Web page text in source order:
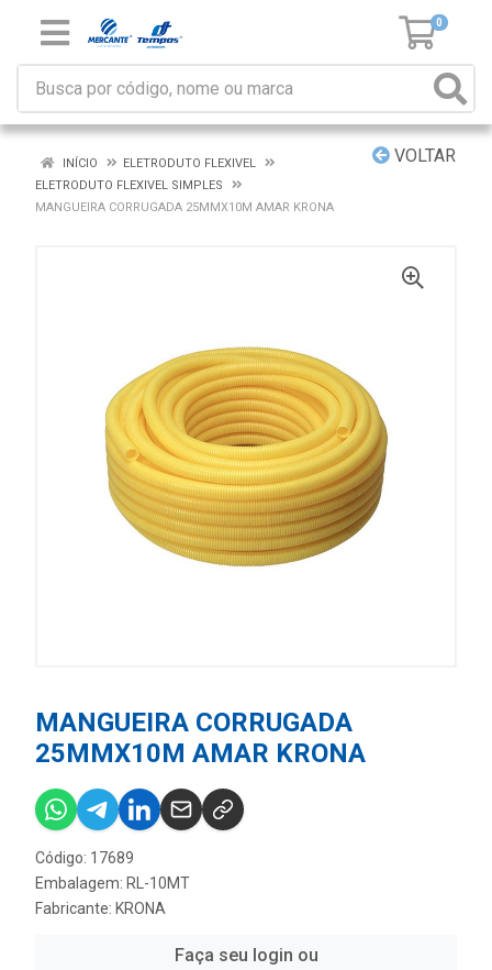
0
VOLTAR
INÍCIO
ELETRODUTO FLEXIVEL
ELETRODUTO FLEXIVEL SIMPLES
MANGUEIRA CORRUGADA 25MMX10M AMAR KRONA
MANGUEIRA CORRUGADA
25MMX10M AMAR KRONA
Código: 17689
Embalagem: RL-10MT
Fabricante: KRONA
Faça seu login ou